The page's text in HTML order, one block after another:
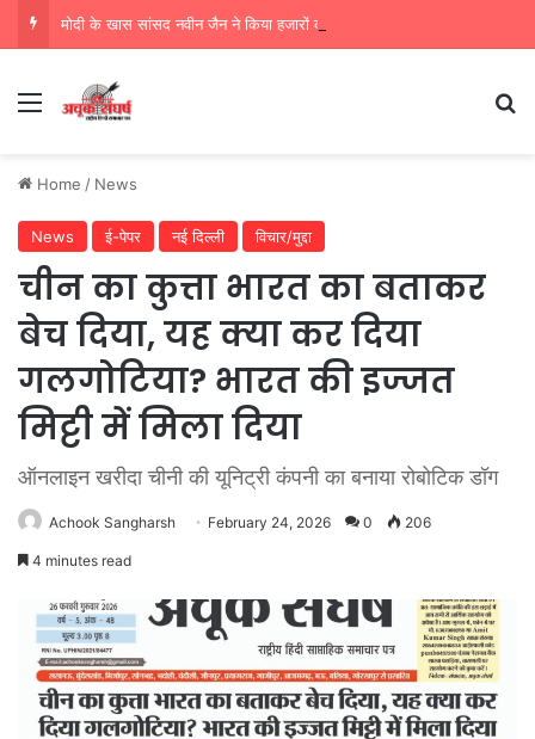
Menu
Home / News
News ई-पेपर नई दिल्ली विचार/मुद्दा
चीन का कुत्ता भारत का बताकर
बेच दिया, यह क्या कर दिया
गलगोटिया? भारत की इज्जत
मिट्टी में मिला दिया
ऑनलाइन खरीदा चीनी की यूनिट्री कंपनी का बनाया रोबोटिक डॉग
Achook Sangharsh February 24, 2026 0 206
4 minutes read